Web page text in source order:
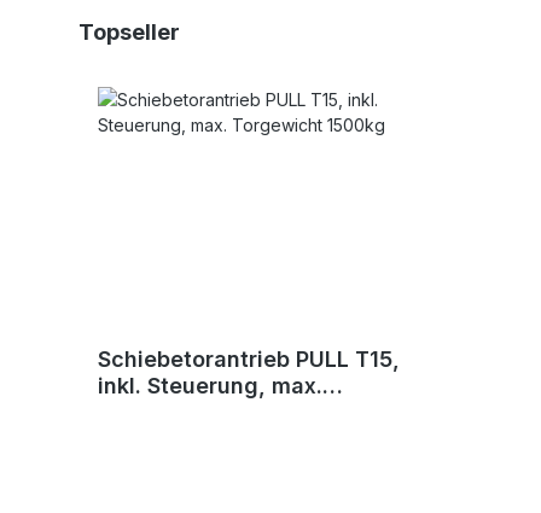
Produktgalerie überspringen
Topseller
Schiebetorantrieb PULL T15,
inkl. Steuerung, max.